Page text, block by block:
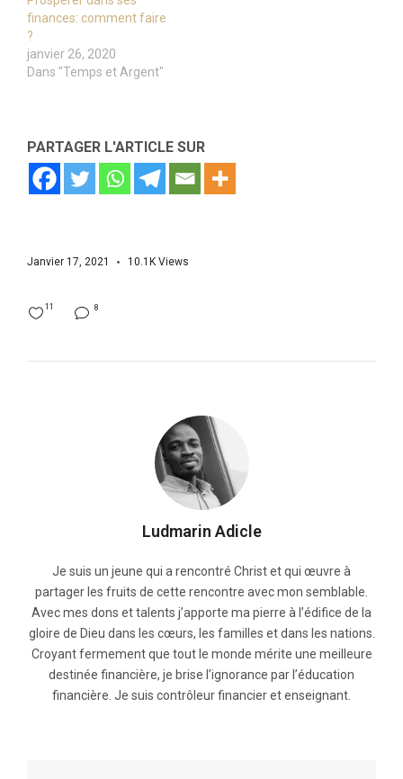
finances: comment faire
?
janvier 26, 2020
Dans "Temps et Argent"
PARTAGER L'ARTICLE SUR
Janvier 17, 2021 10.1K Views
8
11
Ludmarin Adicle
Je suis un jeune qui a rencontré Christ et qui œuvre à
partager les fruits de cette rencontre avec mon semblable.
Avec mes dons et talents j’apporte ma pierre à l’édifice de la
gloire de Dieu dans les cœurs, les familles et dans les nations.
Croyant fermement que tout le monde mérite une meilleure
destinée financière, je brise l’ignorance par l’éducation
financière. Je suis contrôleur financier et enseignant.